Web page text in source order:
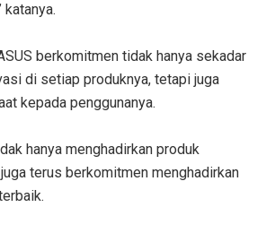
katanya.
berkomitmen tidak hanya sekadar
di setiap produknya, tetapi juga
kepada penggunanya.
hanya menghadirkan produk
terus berkomitmen menghadirkan